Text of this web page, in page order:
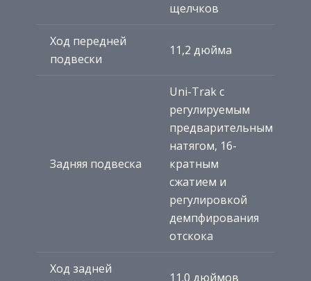
щелчков
Ход передней
подвески
11,2 дюйма
Задняя подвеска
Uni-Trak с
регулируемым
предварительным
натягом, 16-
кратным
сжатием и
регулировкой
демпфирования
отскока
Ход задней
11.0 дюймов